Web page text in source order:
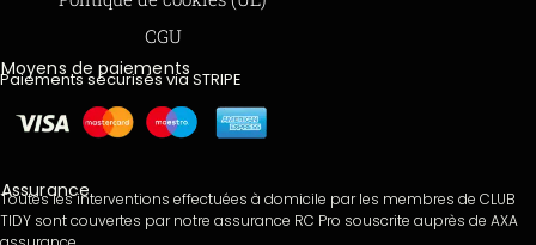
CGU
Moyens de paiements
Paiements sécurisés via STRIPE
Assurance
Toutes les interventions effectuées à domicile par les membres de CLUB
TIDY sont couvertes par notre assurance RC Pro souscrite auprès de AXA